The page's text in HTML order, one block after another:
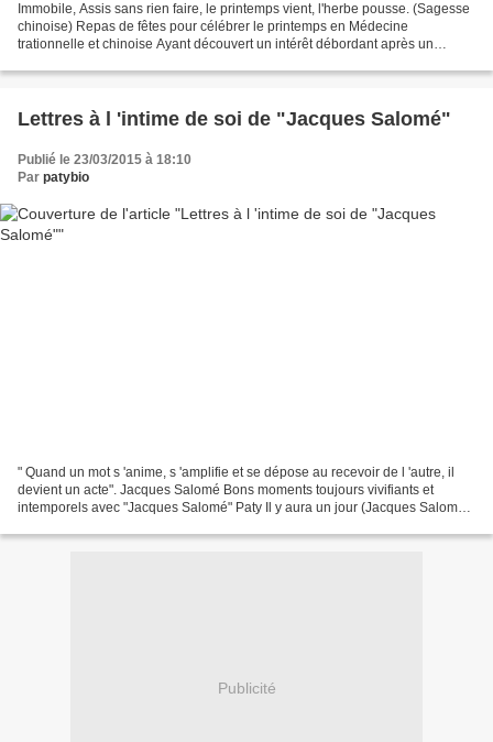
Immobile, Assis sans rien faire, le printemps vient, l'herbe pousse. (Sagesse
chinoise) Repas de fêtes pour célébrer le printemps en Médecine
trationnelle et chinoise Ayant découvert un intérêt débordant après un
Lettres à l 'intime de soi de "Jacques Salomé"
Publié le 23/03/2015 à 18:10
Par patybio
" Quand un mot s 'anime, s 'amplifie et se dépose au recevoir de l 'autre, il
devient un acte". Jacques Salomé Bons moments toujours vivifiants et
intemporels avec "Jacques Salomé" Paty Il y aura un jour (Jacques Salomé -
Publicité